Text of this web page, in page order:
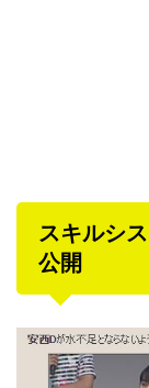
スキルシ
公開